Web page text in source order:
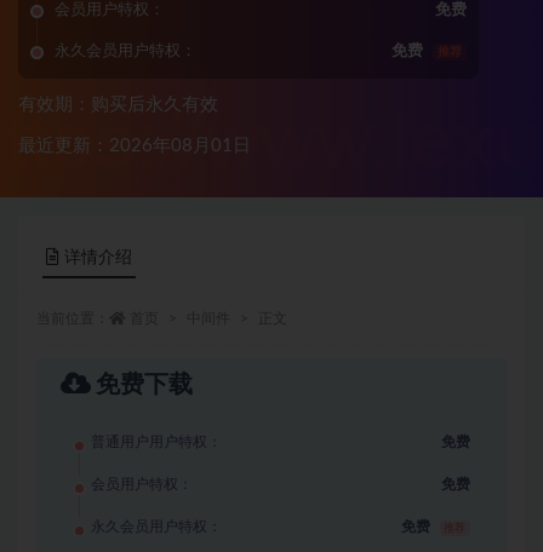
会员用户特权： 免费
永久会员用户特权： 免费 推荐
有效期：购买后永久有效
最近更新：2026年08月01日
详情介绍
免费下载
普通用户用户特权： 免费
会员用户特权： 免费
永久会员用户特权： 免费